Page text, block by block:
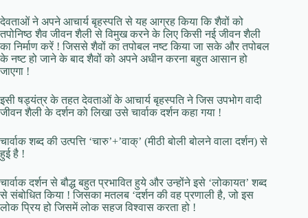
देवताओं ने अपने आचार्य बृहस्पति से यह आग्रह किया कि शैवों को
तपोनिष्ठ शैव जीवन शैली से विमुख करने के लिए किसी नई जीवन शैली
का निर्माण करें ! जिससे शैवों का तपोबल नष्ट किया जा सके और तपोबल
के नष्ट हो जाने के बाद शैवों को अपने अधीन करना बहुत आसान हो
जाएगा !
इसी षड्यंत्र के तहत देवताओं के आचार्य बृहस्पति ने जिस उपभोग वादी
जीवन शैली के दर्शन को लिखा उसे चार्वाक दर्शन कहा गया !
चार्वाक शब्द की उत्पत्ति ‘चारु’+’वाक्’ (मीठी बोली बोलने वाला दर्शन) से
हुई है !
चार्वाक दर्शन से बौद्ध बहुत प्रभावित हुये और उन्होंने इसे ‘लोकायत’ शब्द
से संबोधित किया ! जिसका मतलब ‘दर्शन की वह प्रणाली है, जो इस
लोक प्रिय हो जिसमें लोक सहज विश्वास करता हो !